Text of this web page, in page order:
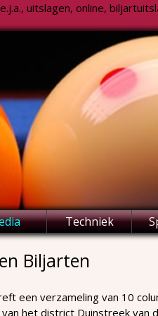
uitslagen, online,
Techniek
Biljarten
een verzameling van 10
het district Duinstreek van